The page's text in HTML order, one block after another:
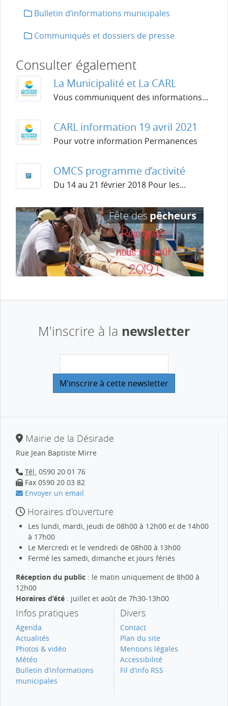
Bulletin d’informations municipales
Communiqués et dossiers de presse
Consulter également
La Municipalité et La CARL
Vous communiquent des informations...
CARL information 19 avril 2021
Pour votre information Permanences
OMCS programme d’activité
Du 14 au 21 février 2018 Pour les...
M'inscrire à la newsletter
Mairie de la Désirade
Rue Jean Baptiste Mirre
Tél. 0590 20 01 76
Fax 0590 20 03 82
Envoyer un email
Horaires d'ouverture
Les lundi, mardi, jeudi de 08h00 à 12h00 et de 14h00
à 17h00
Le Mercredi et le vendredi de 08h00 à 13h00
Fermé les samedi, dimanche et jours fériés
Réception du public : le matin uniquement de 8h00 à
12h00
Horaires d’été : juillet et août de 7h30-13h00
Infos pratiques
Agenda
Actualités
Photos & vidéo
Météo
Bulletin d’informations
municipales
Divers
Contact
Plan du site
Mentions légales
Accessibilité
Fil d’info RSS